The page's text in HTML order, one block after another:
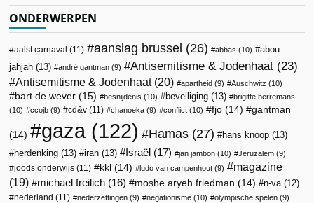
ONDERWERPEN
aalst carnaval (11) aanslag brussel (26) abbas (10)
abou
jahjah (13) andré gantman (9) Antisemitisme & Jodenhaat (23)
Antisemitisme & Jodenhaat(20) apartheid (9) Auschwitz (10)
bart de wever (15) besnijdenis (10) beveiliging (13)
brigitte herremans
(10)
ccojb (9) cd&v (11) chanoeka (9) conflict (10) fjo (14) gantman
(14) gaza(122) Hamas (27) hans knoop (13)
herdenking (13) iran (13) Israël (17) jan jambon (10) Jeruzalem (9)
joods onderwijs (11) kkl (14) ludo van campenhout (9)
magazine
(19)
michael freilich (16) moshe aryeh friedman (14) n-va(12)
nederland (11) nederzettingen (9) negationisme (10) olympische spelen (9)